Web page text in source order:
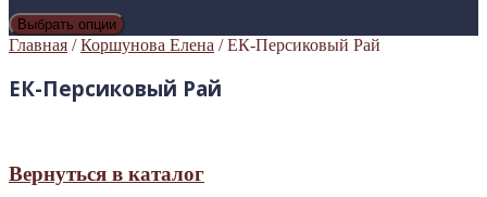
Выбрать опции
Главная /Коршунова Елена / ЕК-Персиковый Рай
ЕК-Персиковый Рай
Вернуться в каталог